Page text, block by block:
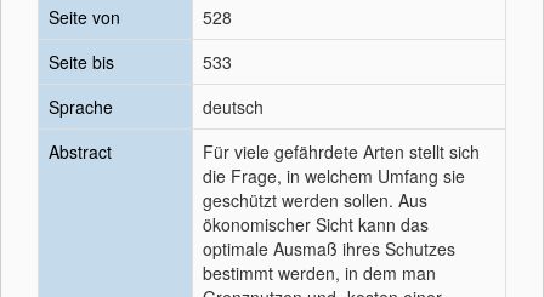
Seite von
528
Seite bis
533
Sprache
deutsch
Abstract
Für viele gefährdete Arten stellt sich
die Frage, in welchem Umfang sie
geschützt werden sollen. Aus
ökonomischer Sicht kann das
optimale Ausmaß ihres Schutzes
bestimmt werden, in dem man